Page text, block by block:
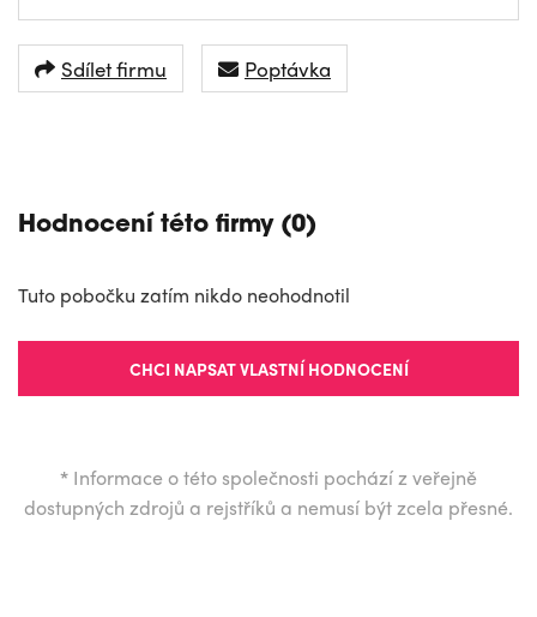
Sdílet firmu Poptávka
Hodnocení této firmy (0)
Tuto pobočku zatím nikdo neohodnotil
CHCI NAPSAT VLASTNÍ HODNOCENÍ
* Informace o této společnosti pochází z veřejně
dostupných zdrojů a rejstříků a nemusí být zcela přesné.